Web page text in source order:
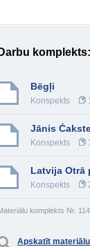
Darbu komplekts:
Bēgļi
Konspekts
Jānis
Konspekts
Latvija Otrā
Konspekts
komplekts Nr.
Apskatīt